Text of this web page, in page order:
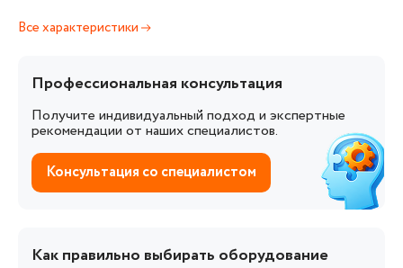
Все характеристики
Профессиональная консультация
Получите индивидуальный подход и экспертные
рекомендации от наших специалистов.
Консультация со специалистом
Как правильно выбирать оборудование